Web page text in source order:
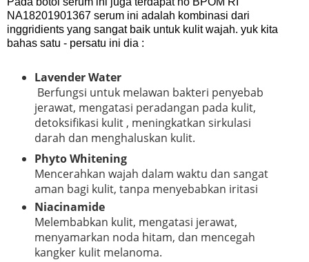
NA18201901367 serum ini adalah kombinasi dari
inggridients yang sangat baik untuk kulit wajah. yuk kita
bahas satu - persatu ini dia :
Lavender Water
Berfungsi untuk melawan bakteri penyebab
jerawat, mengatasi peradangan pada kulit,
detoksifikasi kulit , meningkatkan sirkulasi
darah dan menghaluskan kulit.
Phyto Whitening
Mencerahkan wajah dalam waktu dan sangat
aman bagi kulit, tanpa menyebabkan iritasi
Niacinamide
Melembabkan kulit, mengatasi jerawat,
menyamarkan noda hitam, dan mencegah
kangker kulit melanoma.